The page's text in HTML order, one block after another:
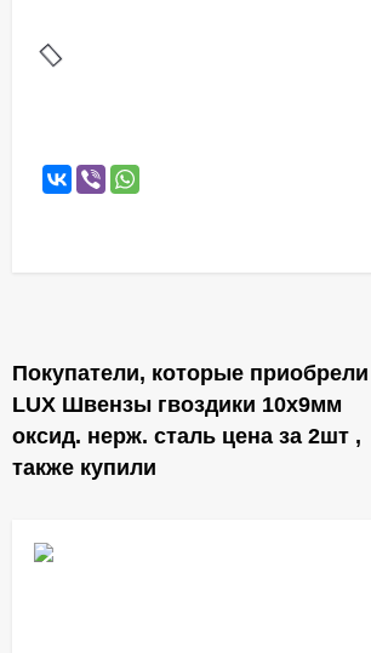
Покупатели, которые приобрели
LUX Швензы гвоздики 10х9мм
оксид. нерж. сталь цена за 2шт ,
также купили